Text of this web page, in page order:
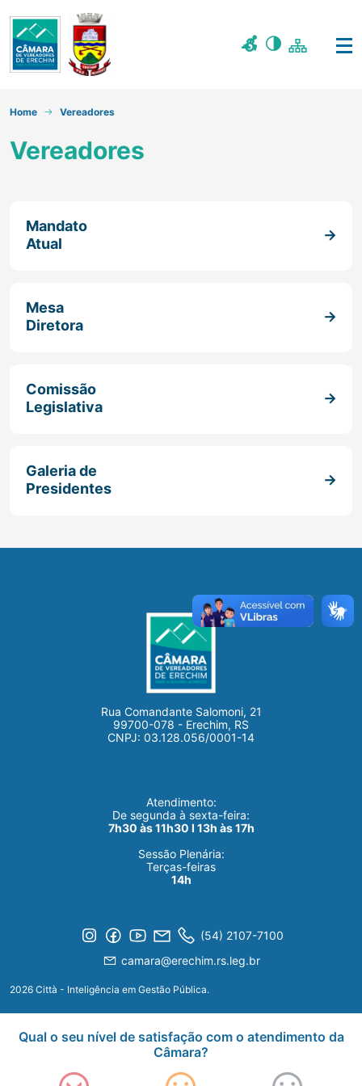
Home Vereadores
Vereadores
Mandato
Atual
Mesa
Diretora
Comissão
Legislativa
Galeria de
Presidentes
Rua Comandante Salomoni, 21
99700-078 - Erechim, RS
CNPJ: 03.128.056/0001-14
Atendimento:
De segunda à sexta-feira:
7h30 às 11h30 I 13h às 17h
Sessão Plenária:
Terças-feiras
14h
(54) 2107-7100
camara@erechim.rs.leg.br
2026 Città - Inteligência em Gestão Pública.
Qual o seu nível de satisfação com o atendimento da
Câmara?